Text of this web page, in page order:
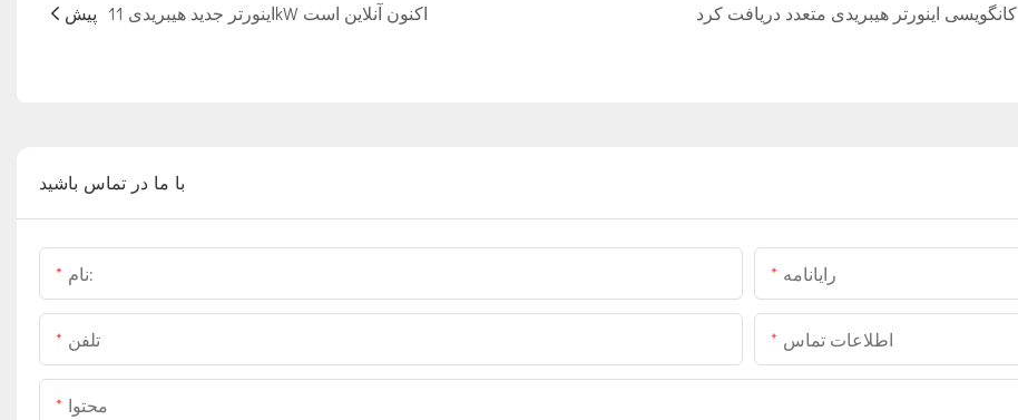
پیش اینورتر جدید هیبریدی 11kW اکنون آنلاین است کانگویسی اینورتر هیبریدی متعدد دریافت کرد
با ما در تماس باشید
نام: رایانامه
تلفن اطلاعات تماس
محتوا